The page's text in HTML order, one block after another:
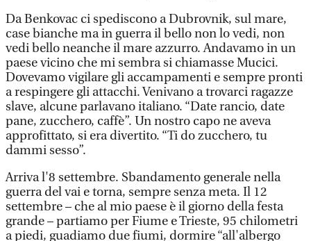
Da Benkovac ci spediscono a Dubrovnik, sul mare,
case bianche ma in guerra il bello non lo vedi, non
vedi bello neanche il mare azzurro. Andavamo in un
paese vicino che mi sembra si chiamasse Mucici.
Dovevamo vigilare gli accampamenti e sempre pronti
a respingere gli attacchi. Venivano a trovarci ragazze
slave, alcune parlavano italiano. “Date rancio, date
pane, zucchero, caffè”. Un nostro capo ne aveva
approfittato, si era divertito. “Ti do zucchero, tu
dammi sesso”.
Arriva l'8 settembre. Sbandamento generale nella
guerra del vai e torna, sempre senza meta. Il 12
settembre – che al mio paese è il giorno della festa
grande – partiamo per Fiume e Trieste, 95 chilometri
a piedi, guadiamo due fiumi, dormire “all'albergo